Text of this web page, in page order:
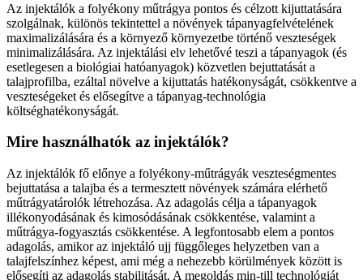
Az injektálók a folyékony műtrágya pontos és célzott kijuttatására
szolgálnak, különös tekintettel a növények tápanyagfelvételének
maximalizálására és a környező környezetbe történő veszteségek
minimalizálására. Az injektálási elv lehetővé teszi a tápanyagok (és
esetlegesen a biológiai hatóanyagok) közvetlen bejuttatását a
talajprofilba, ezáltal növelve a kijuttatás hatékonyságát, csökkentve a
veszteségeket és elősegítve a tápanyag-technológia
költséghatékonyságát.
Mire használhatók az injektálók?
Az injektálók fő előnye a folyékony-műtrágyák veszteségmentes
bejuttatása a talajba és a termesztett növények számára elérhető
műtrágyatárolók létrehozása. Az adagolás célja a tápanyagok
illékonyodásának és kimosódásának csökkentése, valamint a
műtrágya-fogyasztás csökkentése. A legfontosabb elem a pontos
adagolás, amikor az injektáló ujj függőleges helyzetben van a
talajfelszínhez képest, ami még a nehezebb körülmények között is
elősegíti az adagolás stabilitását. A megoldás min-till technológiát